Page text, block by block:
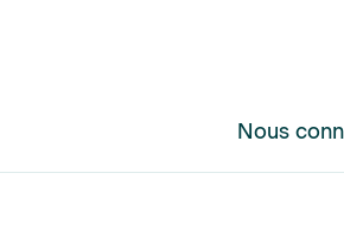
Nous